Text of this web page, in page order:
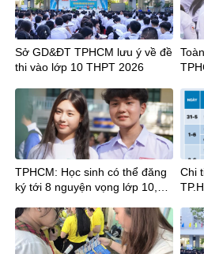
Sở GD&ĐT TPHCM lưu ý về đề
thi vào lớp 10 THPT 2026
TPHCM: Học sinh có thể đăng
ký tới 8 nguyện vọng lớp 10,
Chi